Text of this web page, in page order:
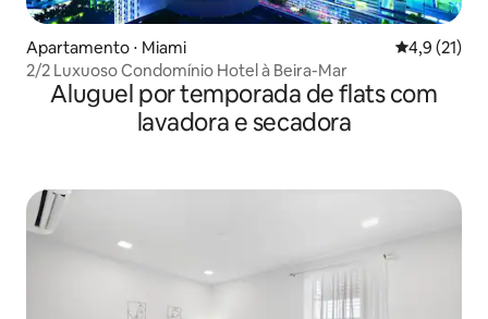
Apartamento ⋅ Miami 4,9 de uma
4,9 (21)
2/2 Luxuoso Condomínio Hotel à Beira-Mar
Aluguel por temporada de flats com
lavadora e secadora